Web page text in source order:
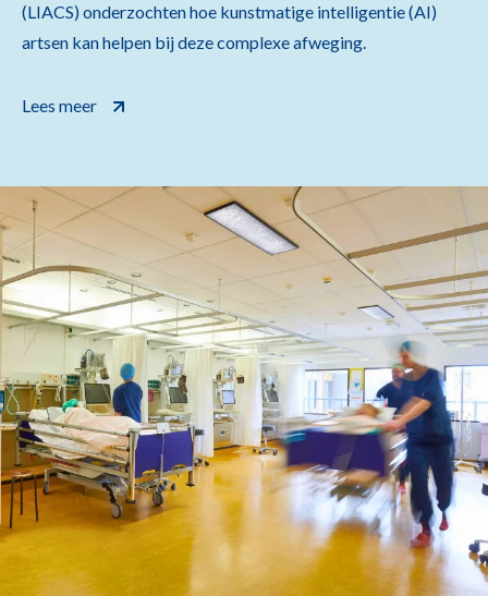
(LIACS) onderzochten hoe kunstmatige intelligentie (AI)
artsen kan helpen bij deze complexe afweging.
Lees meer